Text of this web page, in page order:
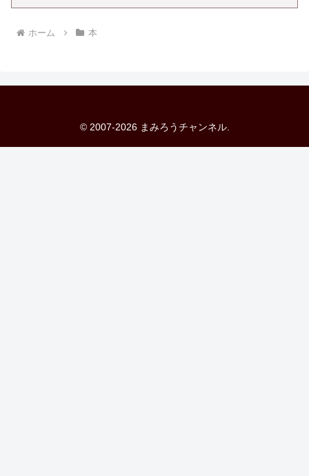
ホーム 本
© 2007-2026 まみろうチャンネル.